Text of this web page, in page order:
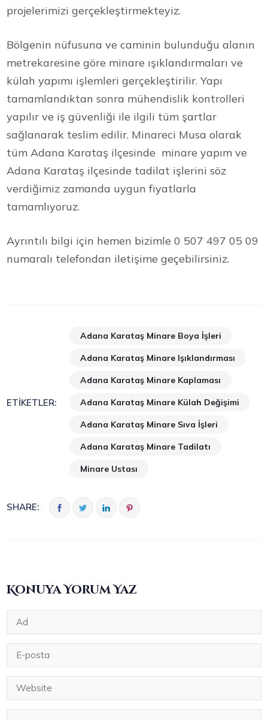
projelerimizi gerçekleştirmekteyiz.
Bölgenin nüfusuna ve caminin bulunduğu alanın
metrekaresine göre minare ışıklandırmaları ve
külah yapımı işlemleri gerçekleştirilir. Yapı
tamamlandıktan sonra mühendislik kontrolleri
yapılır ve iş güvenliği ile ilgili tüm şartlar
sağlanarak teslim edilir. Minareci Musa olarak
tüm Adana Karataş ilçesinde minare yapım ve
Adana Karataş ilçesinde tadilat işlerini söz
verdiğimiz zamanda uygun fiyatlarla
tamamlıyoruz.
Ayrıntılı bilgi için hemen bizimle 0 507 497 05 09
numaralı telefondan iletişime geçebilirsiniz.
ETIKETLER:
Adana Karataş Minare Boya İşleri
Adana Karataş Minare Işıklandırması
Adana Karataş Minare Kaplaması
Adana Karataş Minare Külah Değişimi
Adana Karataş Minare Sıva İşleri
Adana Karataş Minare Tadilatı
Minare Ustası
SHARE:
Konuya Yorum Yaz